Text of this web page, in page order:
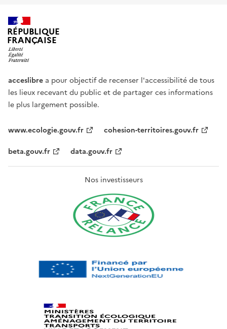
RÉPUBLIQUE
FRANÇAISE
acceslibre a pour objectif de recenser l'accessibilité de tous
les lieux recevant du public et de partager ces informations
le plus largement possible.
www.ecologie.gouv.fr
cohesion-territoires.gouv.fr
beta.gouv.fr
data.gouv.fr
Nos investisseurs